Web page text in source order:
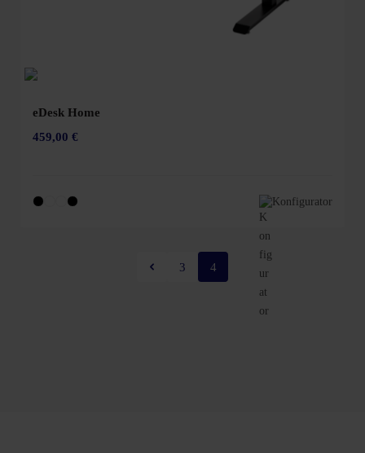
eDesk Home
459,00 €
Konfigurator
3 4